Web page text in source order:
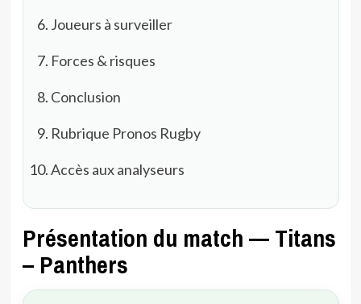
Joueurs à surveiller
Forces & risques
Conclusion
Rubrique Pronos Rugby
Accès aux analyseurs
Présentation du match — Titans
– Panthers